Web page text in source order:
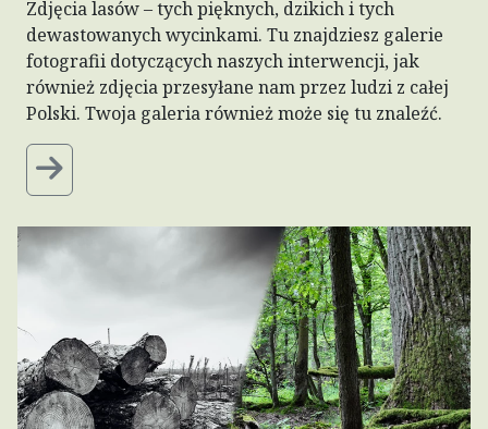
Zdjęcia lasów – tych pięknych, dzikich i tych
dewastowanych wycinkami. Tu znajdziesz galerie
fotografii dotyczących naszych interwencji, jak
również zdjęcia przesyłane nam przez ludzi z całej
Polski. Twoja galeria również może się tu znaleźć.